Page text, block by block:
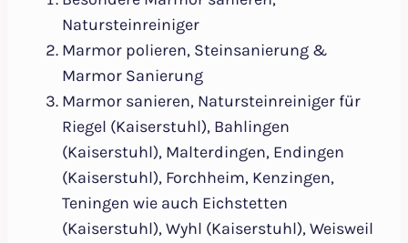
Natursteinreiniger
Marmor polieren, Steinsanierung &
Marmor Sanierung
Marmor sanieren, Natursteinreiniger für
Riegel (Kaiserstuhl), Bahlingen
(Kaiserstuhl), Malterdingen, Endingen
(Kaiserstuhl), Forchheim, Kenzingen,
Teningen wie auch Eichstetten
(Kaiserstuhl), Wyhl (Kaiserstuhl), Weisweil